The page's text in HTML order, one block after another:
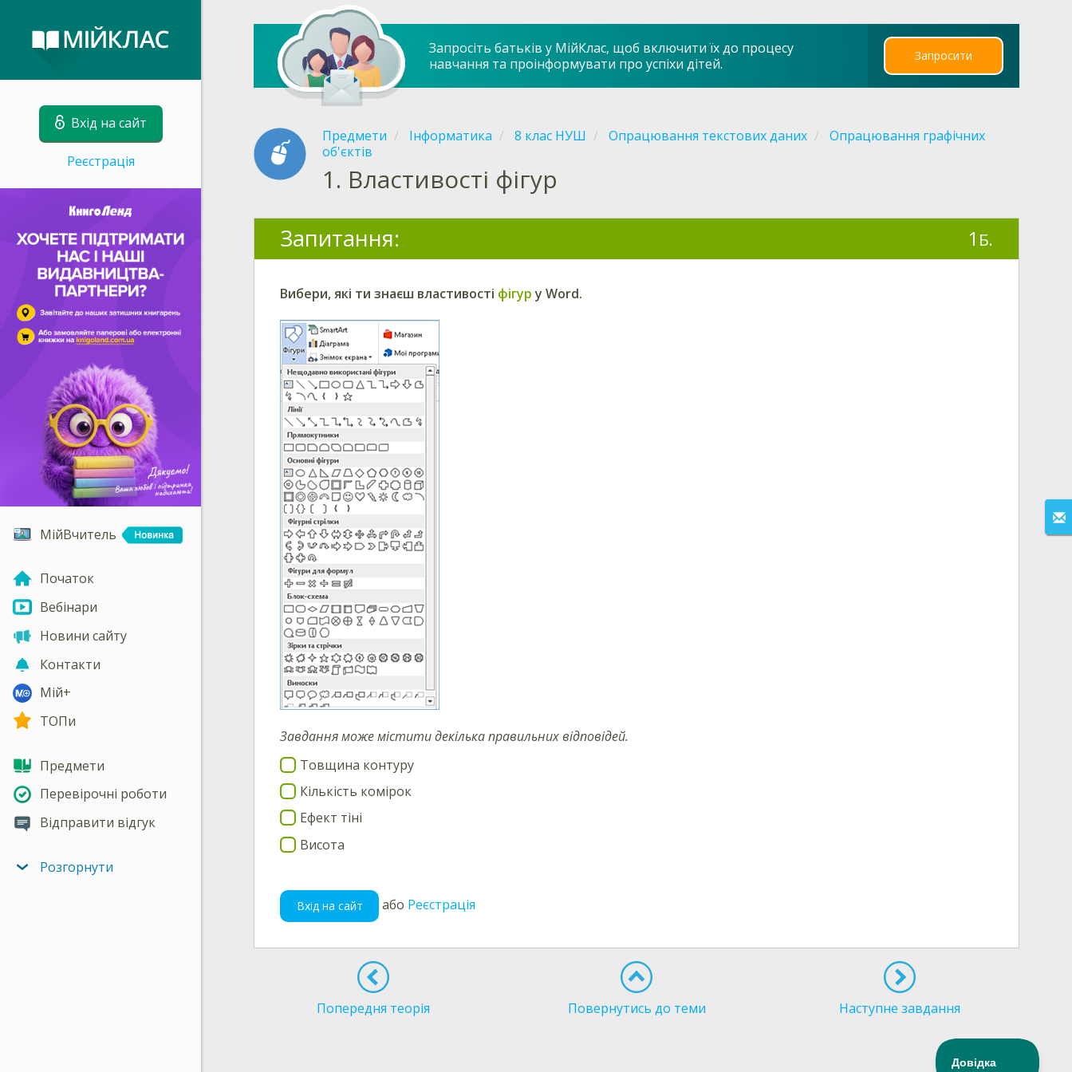
Вхід на сайт
Реєстрація
МійВчитель
Початок
Вебінари
Новини сайту
Контакти
Мій+
ТОПи
Предмети
Перевірочні роботи
Відправити відгук
Розгорнути
Запросіть батьків у МійКлас, щоб включити їх до процесу
навчання та проінформувати про успіхи дітей.
Запросити
Предмети Інформатика 8 клас НУШ Опрацювання текстових даних
Опрацювання графічних
об'єктів
1. Властивості фігур
Запитання: 1 Б.
Вибери,які ти знаєш властивості фігуру Word.
Завдання може містити декілька правильних відповідей.
Товщина контуру
Кількість комірок
Ефект тіні
Висота
Вхід на сайт або Реєстрація
Попередня теорія Повернутись до теми Наступне завдання